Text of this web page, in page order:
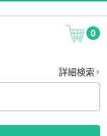
0
詳細検索